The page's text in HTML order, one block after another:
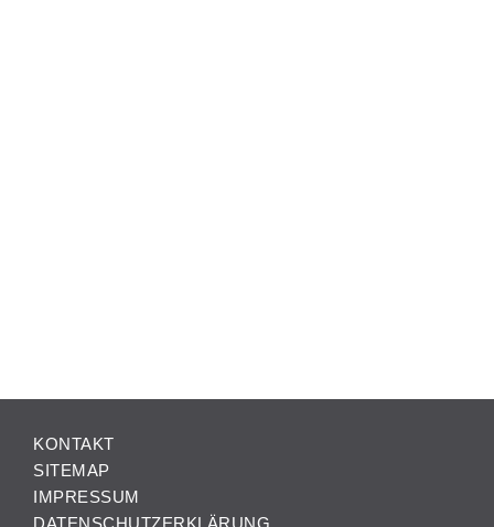
KONTAKT
SITEMAP
IMPRESSUM
DATENSCHUTZERKLÄRUNG